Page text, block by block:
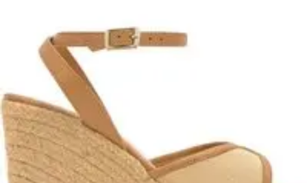
Creatività
Fai da Te Creativo